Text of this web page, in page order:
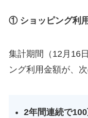
① ショッピング利
集計期間（12月16
ング利用金額が、
2年間連続で